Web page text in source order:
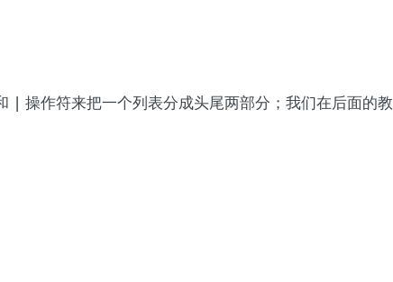
操作符来把一个列表分成头尾两部分；我们在后面的教